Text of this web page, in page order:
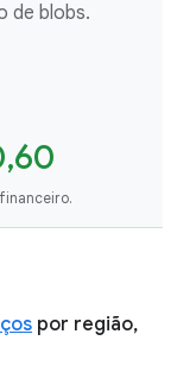
de blobs.
por região,